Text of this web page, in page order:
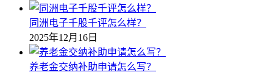
同洲电子千股千评怎么样？
2025年12月16日
养老金交纳补助申请怎么写？